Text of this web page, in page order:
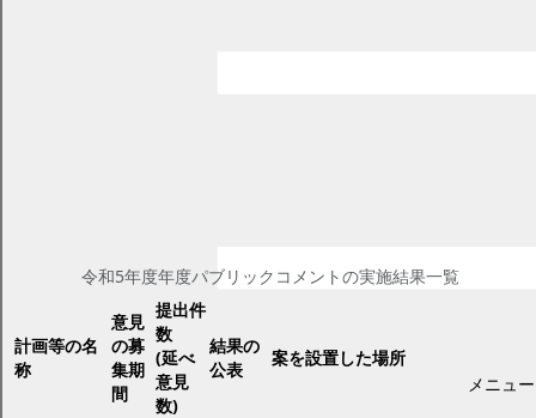
メニュー
令和5年度年度パブリックコメントの実施結果一覧
計画等の名
称
意見
の募
集期
間
提出件
数
(延べ
意見
数)
結果の
公表
案を設置した場所